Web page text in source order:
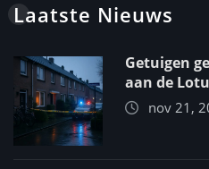
Laatste Nieuws
Getuigen
aan de
nov 21,